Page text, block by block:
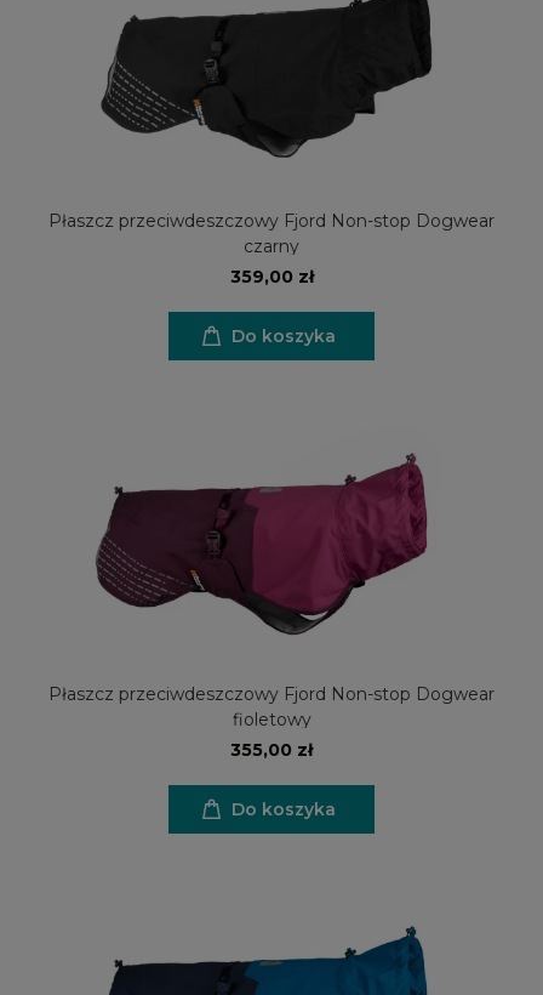
Płaszcz przeciwdeszczowy Fjord Non-stop Dogwear
czarny
359,00 zł
Do koszyka
Płaszcz przeciwdeszczowy Fjord Non-stop Dogwear
fioletowy
355,00 zł
Do koszyka